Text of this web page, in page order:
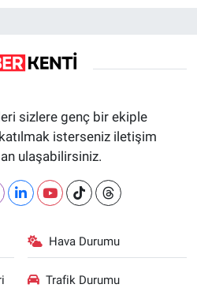
sizlere genç bir ekiple
isterseniz iletişim
ulaşabilirsiniz.
Hava Durumu
Trafik Durumu